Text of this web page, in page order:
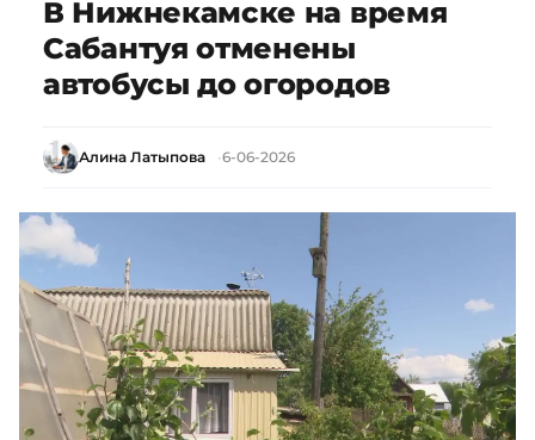
В Нижнекамске на время
Сабантуя отменены
автобусы до огородов
Алина Латыпова 6-06-2026